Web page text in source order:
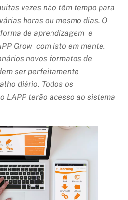
vezes não têm tempo para
horas ou mesmo dias. O
de aprendizagem e
Grow com isto em mente.
novos formatos de
ser perfeitamente
diário. Todos os
LAPP terão acesso ao sistema